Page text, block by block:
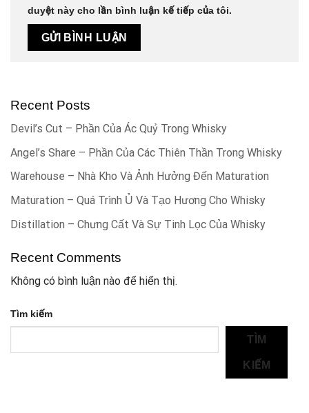
duyệt này cho lần bình luận kế tiếp của tôi.
Recent Posts
Devil’s Cut – Phần Của Ác Quỷ Trong Whisky
Angel’s Share – Phần Của Các Thiên Thần Trong Whisky
Warehouse – Nhà Kho Và Ảnh Hưởng Đến Maturation
Maturation – Quá Trình Ủ Và Tạo Hương Cho Whisky
Distillation – Chưng Cất Và Sự Tinh Lọc Của Whisky
Recent Comments
Không có bình luận nào để hiển thị.
Tìm kiếm
TÌM
KIẾM